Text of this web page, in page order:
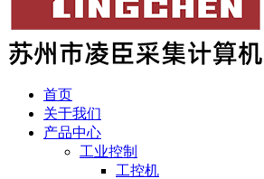
首页
关于我们
产品中心
工业控制
工控机